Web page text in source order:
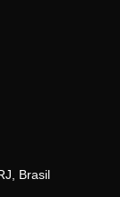
Brasil